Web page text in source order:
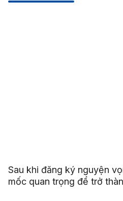
Sau khi đăng ký nguyện
mốc quan trọng để trở